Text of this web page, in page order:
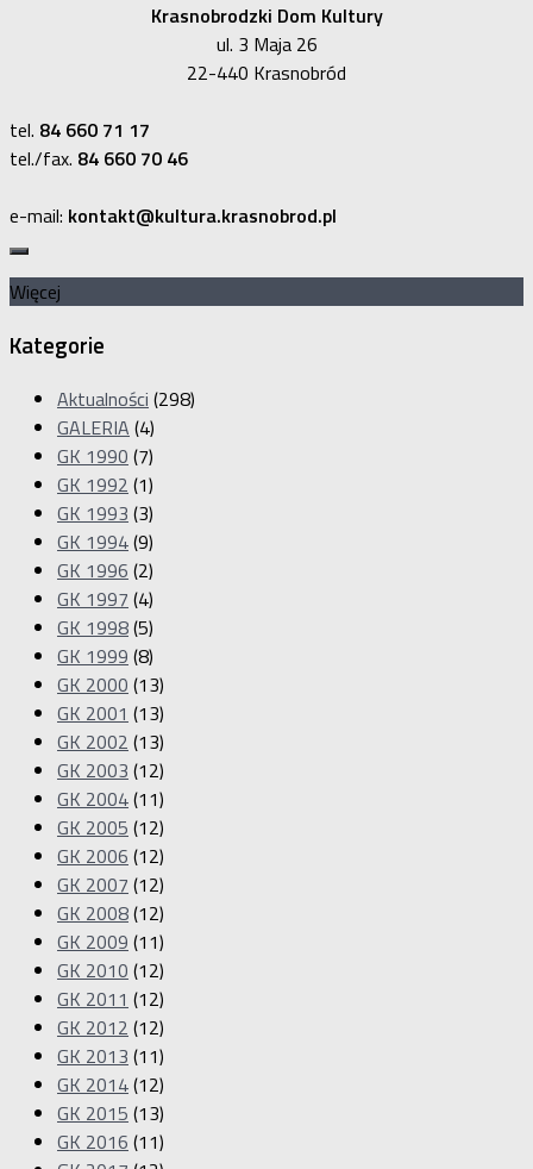
Krasnobrodzki Dom Kultury
ul. 3 Maja 26
22-440 Krasnobród
tel. 84 660 71 17
tel./fax. 84 660 70 46
e-mail: kontakt@kultura.krasnobrod.pl
Więcej
Kategorie
Aktualności (298)
GALERIA (4)
GK 1990 (7)
GK 1992 (1)
GK 1993 (3)
GK 1994(9)
GK 1996 (2)
GK 1997 (4)
GK 1998(5)
GK 1999 (8)
GK 2000 (13)
GK 2001 (13)
GK 2002 (13)
GK 2003 (12)
GK 2004(11)
GK 2005 (12)
GK 2006 (12)
GK 2007 (12)
GK 2008(12)
GK 2009 (11)
GK 2010 (12)
GK 2011 (12)
GK 2012 (12)
GK 2013 (11)
GK 2014(12)
GK 2015 (13)
GK 2016 (11)